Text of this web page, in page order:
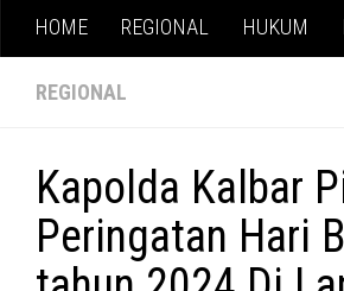
HOME REGIONAL HUKUM
REGIONAL
Kapolda Kalbar
Peringatan Hari